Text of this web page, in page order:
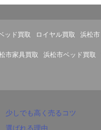
ッド買取 ロイヤル買取 浜松市
市家具買取 浜松市ベッド買取
少しでも高く売るコツ
選ばれる理由